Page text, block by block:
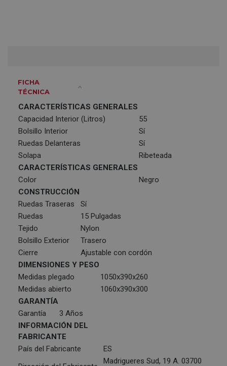
FICHA
TÉCNICA
CARACTERÍSTICAS GENERALES
Capacidad Interior (Litros)
55
Bolsillo Interior
Sí
Ruedas Delanteras
Sí
Solapa
Ribeteada
CARACTERÍSTICAS GENERALES
Color
Negro
CONSTRUCCIÓN
Ruedas Traseras
Sí
Ruedas
15 Pulgadas
Tejido
Nylon
Bolsillo Exterior
Trasero
Cierre
Ajustable con cordón
DIMENSIONES Y PESO
Medidas plegado
1050x390x260
Medidas abierto
1060x390x300
GARANTÍA
Garantía
3 Años
INFORMACIÓN DEL
FABRICANTE
País del Fabricante
ES
Madrigueres Sud, 19 A. 03700